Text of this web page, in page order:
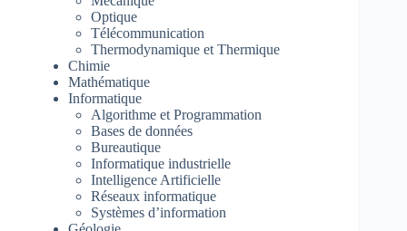
Optique
Télécommunication
Thermodynamique et Thermique
Chimie
Mathématique
Informatique
Algorithme et Programmation
Bases de données
Bureautique
Informatique industrielle
Intelligence Artificielle
Réseaux informatique
Systèmes d’information